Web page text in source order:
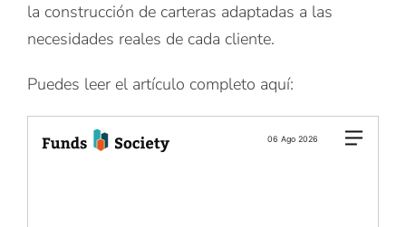
la construcción de carteras adaptadas a las
necesidades reales de cada cliente.
Puedes leer el artículo completo aquí: